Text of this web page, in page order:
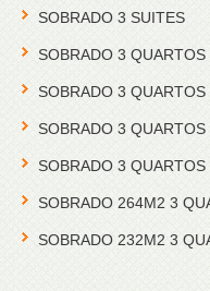
SOBRADO 3 SUITES
SOBRADO 3
SOBRADO 3
SOBRADO 3
SOBRADO 3 QUARTOS
SOBRADO 264M2 3
SOBRADO 232M2 3